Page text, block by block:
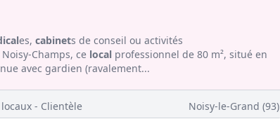
es, cabinets de conseil ou activités
Champs, ce local professionnel de 80 m², situé en
avec gardien (ravalement...
- Clientèle Noisy-le-Grand (93)